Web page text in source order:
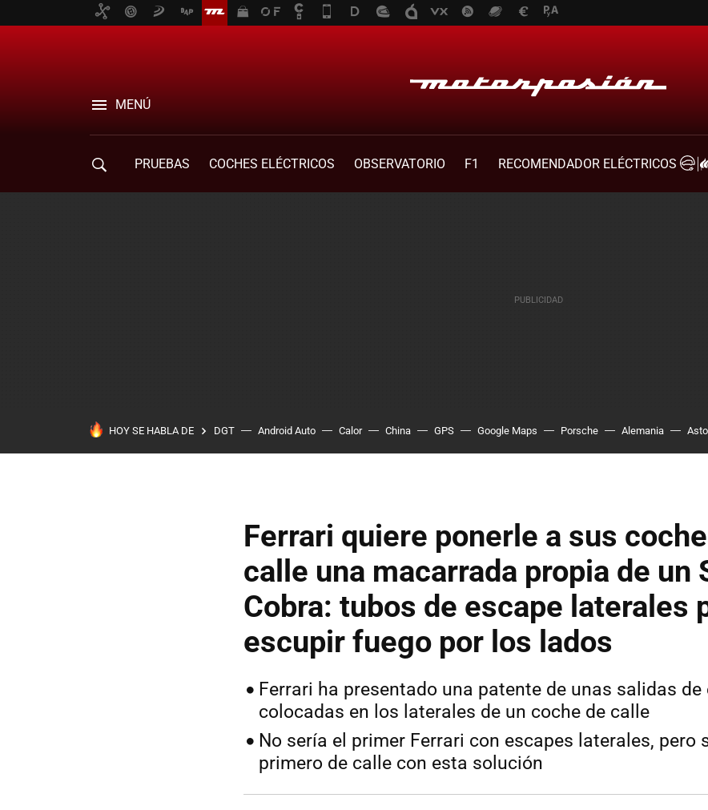
MENÚ
PRUEBAS COCHES ELÉCTRICOS OBSERVATORIO F1
RECOMENDADOR ELÉCTRICOS
HOY SE HABLA DE DGT Android Auto Calor China GPS Google Maps Porsche Alemania
Ferrari quiere ponerle a sus
calle una macarrada propia de un
Cobra: tubos de escape laterales
escupir fuego por los lados
Ferrari ha presentado una patente de unas salidas de
colocadas en los laterales de un coche de calle
No sería el primer Ferrari con escapes laterales, pero
primero de calle con esta solución